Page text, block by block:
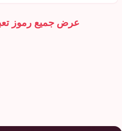
عرض جميع رموز